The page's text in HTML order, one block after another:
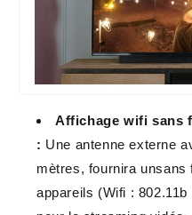
Affichage wifi sans
: Une antenne externe
mètres, fournira
appareils (Wifi :